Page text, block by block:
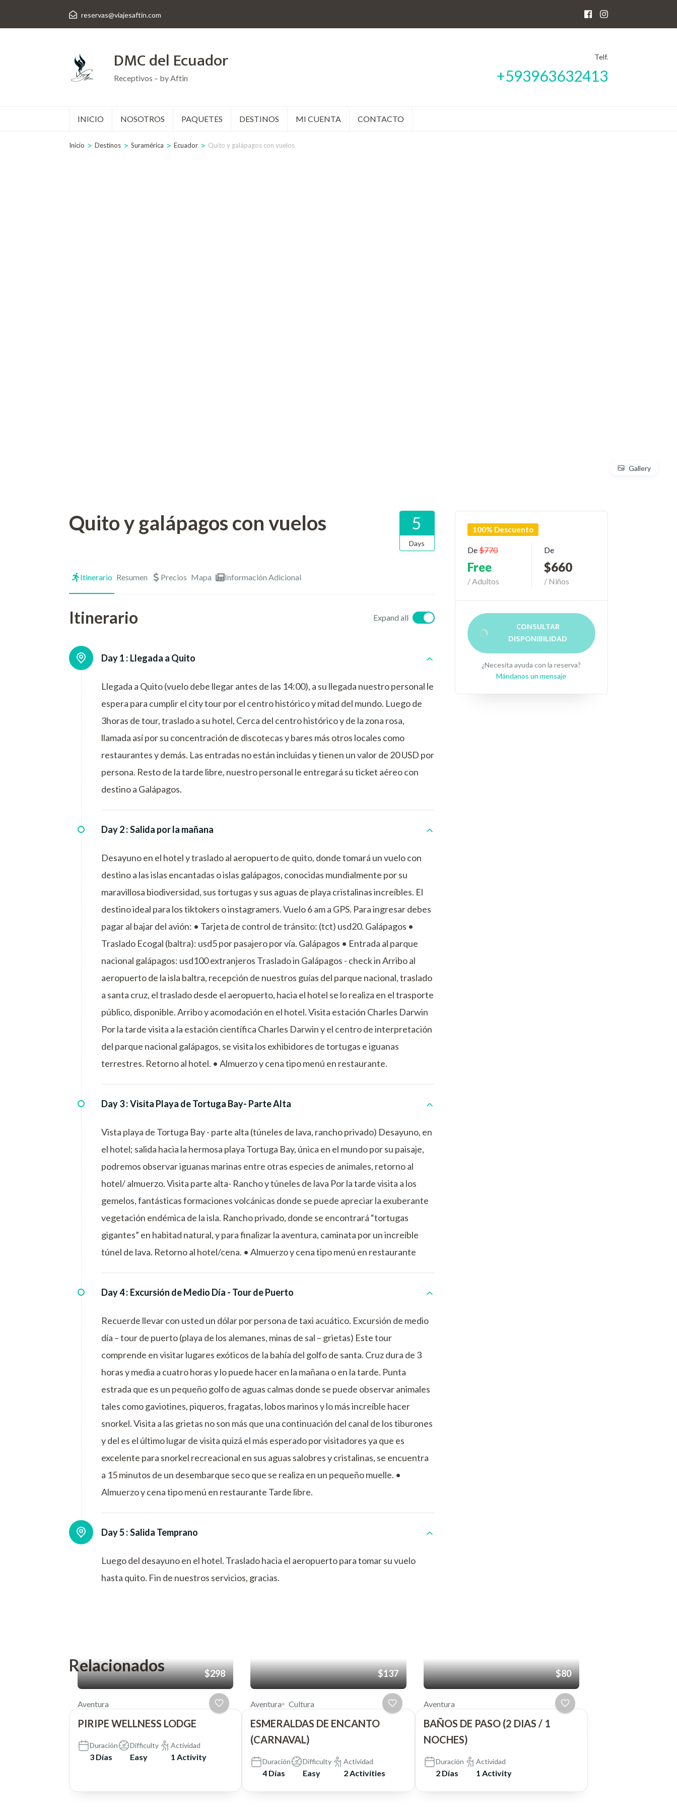
reservas@viajesaftin.com
DMC del Ecuador
Receptivos – by Aftin
Telf.
+593963632413
INICIO NOSOTROS PAQUETES DESTINOS MI CUENTA CONTACTO
Inicio > Destinos > Suramérica > Ecuador > Quito y galápagos con vuelos
Gallery
Quito y galápagos con vuelos 5
Days
Itinerario Resumen Precios Mapa Información Adicional
Itinerario Expand all
Day 1 : Llegada a Quito
Llegada a Quito (vuelo debe llegar antes de las 14:00), a su llegada nuestro personal le
espera para cumplir el city tour por el centro histórico y mitad del mundo. Luego de
3horas de tour, traslado a su hotel, Cerca del centro histórico y de la zona rosa,
llamada así por su concentración de discotecas y bares más otros locales como
restaurantes y demás. Las entradas no están incluidas y tienen un valor de 20 USD por
persona. Resto de la tarde libre, nuestro personal le entregará su ticket aéreo con
destino a Galápagos.
Day 2 :Salida por la mañana
Desayuno en el hotel y traslado al aeropuerto de quito, donde tomará un vuelo con
destino a las islas encantadas o islas galápagos, conocidas mundialmente por su
maravillosa biodiversidad, sus tortugas y sus aguas de playa cristalinas increíbles. El
destino ideal para los tiktokers o instagramers. Vuelo 6 am a GPS. Para ingresar debes
pagar al bajar del avión: • Tarjeta de control de tránsito: (tct) usd20. Galápagos •
Traslado Ecogal (baltra): usd5 por pasajero por vía. Galápagos • Entrada al parque
nacional galápagos: usd100 extranjeros Traslado in Galápagos - check in Arribo al
aeropuerto de la isla baltra, recepción de nuestros guías del parque nacional, traslado
a santa cruz, el traslado desde el aeropuerto, hacia el hotel se lo realiza en el trasporte
público, disponible. Arribo y acomodación en el hotel. Visita estación Charles Darwin
Por la tarde visita a la estación científica Charles Darwin y el centro de interpretación
del parque nacional galápagos, se visita los exhibidores de tortugas e iguanas
terrestres. Retorno al hotel. • Almuerzo y cena tipo menú en restaurante.
Day 3 :Visita Playa de Tortuga Bay- Parte Alta
Vista playa de Tortuga Bay - parte alta (túneles de lava, rancho privado) Desayuno, en
el hotel; salida hacia la hermosa playa Tortuga Bay, única en el mundo por su paisaje,
podremos observar iguanas marinas entre otras especies de animales, retorno al
hotel/ almuerzo. Visita parte alta- Rancho y túneles de lava Por la tarde visita a los
gemelos, fantásticas formaciones volcánicas donde se puede apreciar la exuberante
vegetación endémica de la isla. Rancho privado, donde se encontrará “tortugas
gigantes” en habitad natural, y para finalizar la aventura, caminata por un increíble
túnel de lava. Retorno al hotel/cena. • Almuerzo y cena tipo menú en restaurante
Day 4 : Excursión de Medio Día - Tour de Puerto
Recuerde llevar con usted un dólar por persona de taxi acuático. Excursión de medio
día – tour de puerto (playa de los alemanes, minas de sal – grietas) Este tour
comprende en visitar lugares exóticos de la bahía del golfo de santa. Cruz dura de 3
horas y media a cuatro horas y lo puede hacer en la mañana o en la tarde. Punta
estrada que es un pequeño golfo de aguas calmas donde se puede observar animales
tales como gaviotines, piqueros, fragatas, lobos marinos y lo más increíble hacer
snorkel. Visita a las grietas no son más que una continuación del canal de los tiburones
y del es el último lugar de visita quizá el más esperado por visitadores ya que es
excelente para snorkel recreacional en sus aguas salobres y cristalinas, se encuentra
a 15 minutos de un desembarque seco que se realiza en un pequeño muelle. •
Almuerzo y cena tipo menú en restaurante Tarde libre.
Day 5 :Salida Temprano
Luego del desayuno en el hotel. Traslado hacia el aeropuerto para tomar su vuelo
hasta quito. Fin de nuestros servicios, gracias.
100% Descuento
De$770
Free
/ Adultos
De
$660
/ Niños
CONSULTAR
DISPONIBILIDAD
¿Necesita ayuda con la reserva?
Mándanos un mensaje
Relacionados $298
Aventura
PIRIPE WELLNESS LODGE
Duración
3 Días
Difficulty
Easy
Actividad
1 Activity
$137
Aventura Cultura
ESMERALDAS DE ENCANTO
(CARNAVAL)
Duración
4 Días
Difficulty
Easy
Actividad
2 Activities
$80
Aventura
BAÑOS DE PASO (2 DIAS / 1
NOCHES)
Duración
2 Días
Actividad
1 Activity